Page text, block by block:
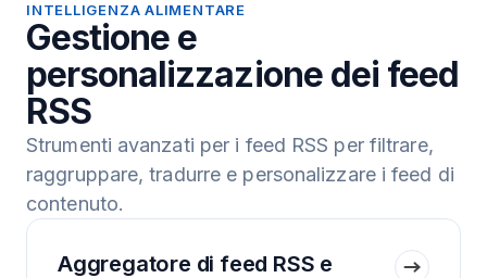
INTELLIGENZA ALIMENTARE
Gestione e
personalizzazione dei feed
RSS
Strumenti avanzati per i feed RSS per filtrare,
raggruppare, tradurre e personalizzare i feed di
contenuto.
Aggregatore di feed RSS e